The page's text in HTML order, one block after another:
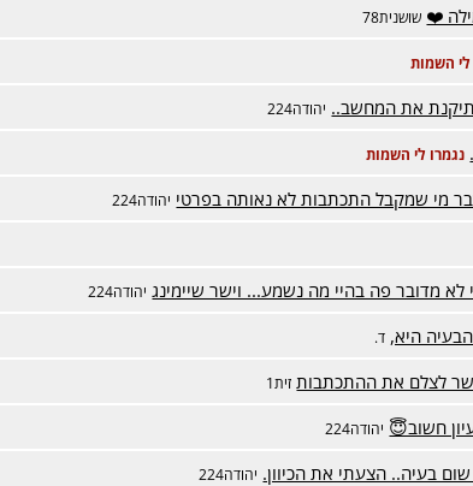
❤️ שושנית78
לי השמות
את המחשב.. יהודה224
נגמרו לי השמות
מי שמקבל התכתבות לא נאותה בפרטי יהודה224
לא מדובר פה בהיי מה נשמע... וישר שיימינג יהודה224
היא, ד.
לצלם את ההתכתבות זית1
חשוב😇 יהודה224
שום בעיה.. הצעתי את הכיוון. יהודה224